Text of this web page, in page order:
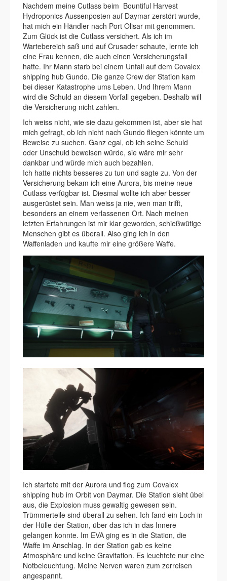
Nachdem meine Cutlass beim Bountiful Harvest
Hydroponics Aussenposten auf Daymar zerstört wurde,
hat mich ein Händler nach Port Olisar mit genommen.
Zum Glück ist die Cutlass versichert. Als ich im
Wartebereich saß und auf Crusader schaute, lernte ich
eine Frau kennen, die auch einen Versicherungsfall
hatte. Ihr Mann starb bei einem Unfall auf dem Covalex
shipping hub Gundo. Die ganze Crew der Station kam
bei dieser Katastrophe ums Leben. Und Ihrem Mann
wird die Schuld an diesem Vorfall gegeben. Deshalb will
die Versicherung nicht zahlen.
Ich weiss nicht, wie sie dazu gekommen ist, aber sie hat
mich gefragt, ob ich nicht nach Gundo fliegen könnte um
Beweise zu suchen. Ganz egal, ob ich seine Schuld
oder Unschuld beweisen würde, sie wäre mir sehr
dankbar und würde mich auch bezahlen.
Ich hatte nichts besseres zu tun und sagte zu. Von der
Versicherung bekam ich eine Aurora, bis meine neue
Cutlass verfügbar ist. Diesmal wollte ich aber besser
ausgerüstet sein. Man weiss ja nie, wen man trifft,
besonders an einem verlassenen Ort. Nach meinen
letzten Erfahrungen ist mir klar geworden, schießwütige
Menschen gibt es überall. Also ging ich in den
Waffenladen und kaufte mir eine größere Waffe.
Ich startete mit der Aurora und flog zum Covalex
shipping hub im Orbit von Daymar. Die Station sieht übel
aus, die Explosion muss gewaltig gewesen sein.
Trümmerteile sind überall zu sehen. Ich fand ein Loch in
der Hülle der Station, über das ich in das Innere
gelangen konnte. Im EVA ging es in die Station, die
Waffe im Anschlag. In der Station gab es keine
Atmosphäre und keine Gravitation. Es leuchtete nur eine
Notbeleuchtung. Meine Nerven waren zum zerreisen
angespannt.